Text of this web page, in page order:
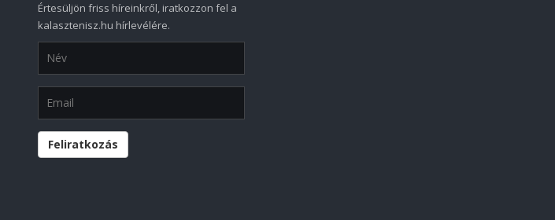
Értesüljön friss híreinkről, iratkozzon fel a
kalasztenisz.hu hírlevélére.
Feliratkozás